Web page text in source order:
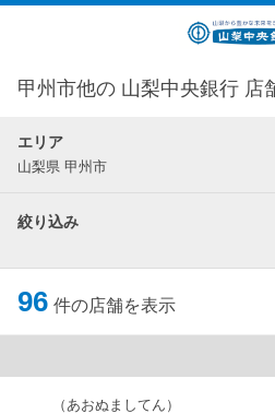
甲州市他の 山梨中央銀行 店
エリア
山梨県 甲州市
絞り込み
96 件の店舗を表示
（あおぬましてん）